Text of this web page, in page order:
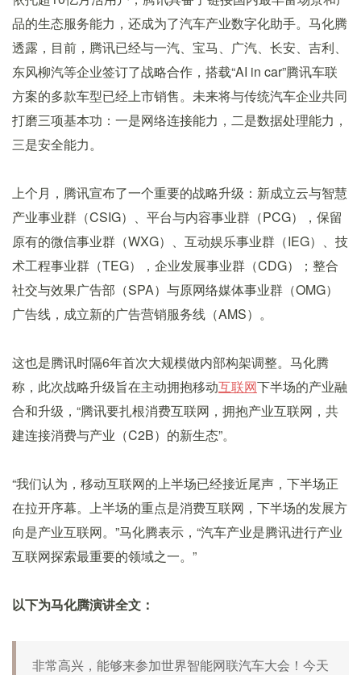
品的生态服务能力，还成为了汽车产业数字化助手。马化腾
透露，目前，腾讯已经与一汽、宝马、广汽、长安、吉利、
东风柳汽等企业签订了战略合作，搭载“AI in car”腾讯车联
方案的多款车型已经上市销售。未来将与传统汽车企业共同
打磨三项基本功：一是网络连接能力，二是数据处理能力，
三是安全能力。
上个月，腾讯宣布了一个重要的战略升级：新成立云与智慧
产业事业群（CSIG）、平台与内容事业群（PCG），保留
原有的微信事业群（WXG）、互动娱乐事业群（IEG）、技
术工程事业群（TEG），企业发展事业群（CDG）；整合
社交与效果广告部（SPA）与原网络媒体事业群（OMG）
广告线，成立新的广告营销服务线（AMS）。
这也是腾讯时隔6年首次大规模做内部构架调整。马化腾
称，此次战略升级旨在主动拥抱移动互联网下半场的产业融
合和升级，“腾讯要扎根消费互联网，拥抱产业互联网，共
建连接消费与产业（C2B）的新生态”。
“我们认为，移动互联网的上半场已经接近尾声，下半场正
在拉开序幕。上半场的重点是消费互联网，下半场的发展方
向是产业互联网。”马化腾表示，“汽车产业是腾讯进行产业
互联网探索最重要的领域之一。”
以下为马化腾演讲全文：
非常高兴，能够来参加世界智能网联汽车大会！今天